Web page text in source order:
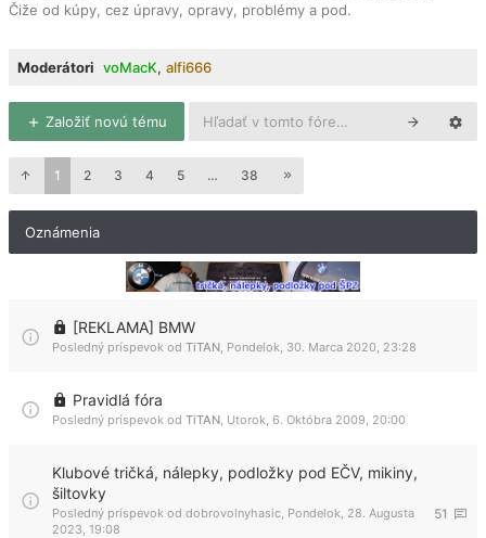
Čiže od kúpy, cez úpravy, opravy, problémy a pod.
Moderátori voMacK, alfi666
Založiť novú tému
1 2 3 4 5 … 38
Oznámenia
[REKLAMA] BMW
Posledný príspevok od TiTAN Pondelok, 30. Marca 2020, 23:28
Pravidlá fóra
Posledný príspevok od TiTAN Utorok, 6. Októbra 2009, 20:00
Klubové tričká, nálepky, podložky pod EČV, mikiny,
šiltovky
51
Posledný príspevok od dobrovolnyhasic Pondelok, 28. Augusta
2023, 19:08